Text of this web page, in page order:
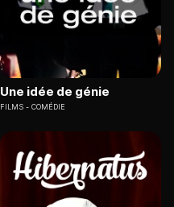
Une idée de génie
FILMS COMÉDIE